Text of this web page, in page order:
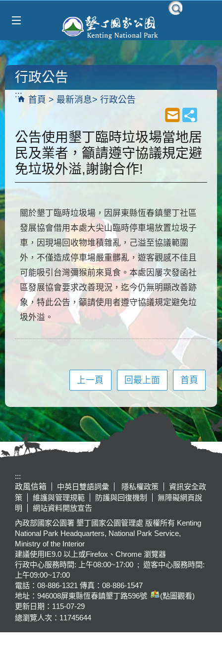
:::
首頁 最新消息 行政公告
行政公告
公告使用墾丁臨時垃圾場當地居
民及業者，籲請遵守協議規定避
免垃圾外溢,謝謝合作!
關於墾丁臨時垃圾場，因屏東縣恆春鎮墾丁社區
發展協會借用本處大尖山臨時停車場放置垃圾子
車，因現場回收物堆積雜亂，己溢至協議範圍
外，不僅造成停車場嚴重髒亂，遊客觀感不佳且
可能吸引台灣彌猴前來覓食。本處因屢次發函社
區發展協會要求改善現況，迄今仍無明顯改善跡
象，特此公告，籲請使用者遵守協議規定避免垃
圾外溢。
上一頁 回最上面 首頁
:::
政風信箱
中英日雙語詞彙 隱私權政策
資訊安全政
策
維護與管理規範 防護與回復機制
無障礙網頁說
明
網站資料開放宣告
內政部國家公園署 墾丁國家公園管理處 版權所有 Kenting
National Park Headquarters, National Park Service,
Ministry of the Interior
建議使用IE9.0 以上或Firefox、Chrome 瀏覽器
行政中心服務時間: 上午08:00~17:00 ; 遊客中心服務時間:
上午09:00~17:00
電話：08-886-1321 傳真：08-886-1547
地址：946008屏東縣恆春鎮墾丁路596號
(點圖觀看)
更新日期： 115-07-29
總瀏覽人次： 11745644